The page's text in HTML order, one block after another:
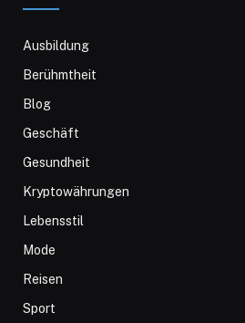
Ausbildung
Berühmtheit
Blog
Geschäft
Gesundheit
Kryptowährungen
Lebensstil
Mode
Reisen
Sport